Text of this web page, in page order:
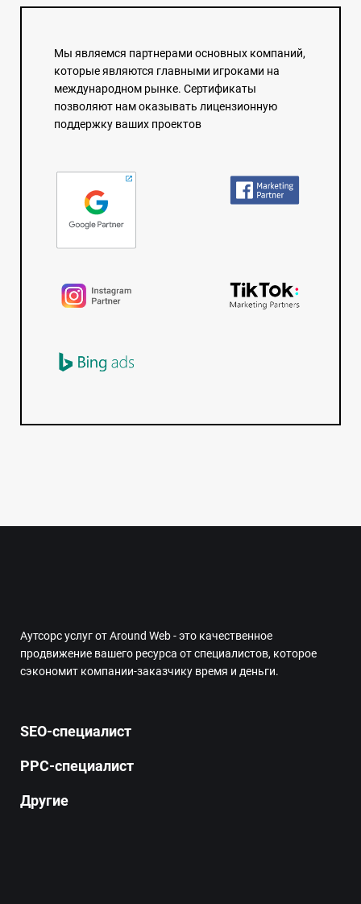
Мы являемся партнерами основных компаний,
которые являются главными игроками на
международном рынке. Сертификаты
позволяют нам оказывать лицензионную
поддержку ваших проектов
Аутсорс услуг от Around Web - это качественное
продвижение вашего ресурса от специалистов, которое
сэкономит компании-заказчику время и деньги.
SEO-специалист
PPC-специалист
Другие